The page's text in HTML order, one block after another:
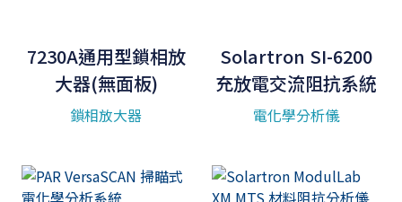
7230A通用型鎖相放
大器(無面板)
鎖相放大器
Solartron SI-6200
充放電交流阻抗系統
電化學分析儀